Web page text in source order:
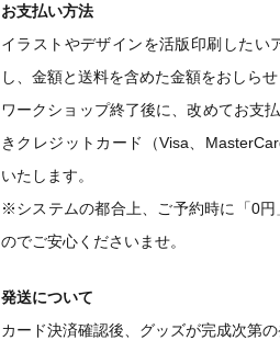
お支払い方法
イラストやデザインを活版印刷したい
し、金額と送料を含めた金額をおしら
ワークショップ終了後に、改めてお支
きクレジットカード（Visa、
いたします。
※システムの都合上、ご予約時に「0
のでご安心くださいませ。
発送について
カード決済確認後、グッズが完成次第